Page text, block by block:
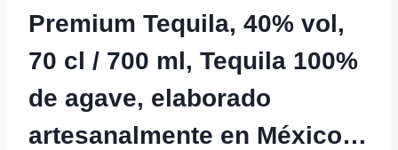
Premium Tequila, 40% vol,
70 cl / 700 ml, Tequila 100%
de agave, elaborado
artesanalmente en México…